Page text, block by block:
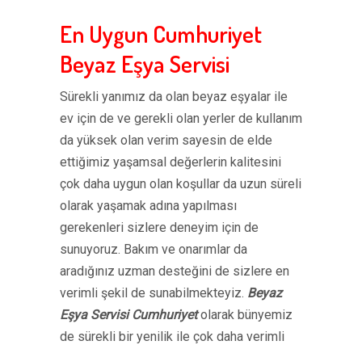
En Uygun Cumhuriyet
Beyaz Eşya Servisi
Sürekli yanımız da olan beyaz eşyalar ile
ev için de ve gerekli olan yerler de kullanım
da yüksek olan verim sayesin de elde
ettiğimiz yaşamsal değerlerin kalitesini
çok daha uygun olan koşullar da uzun süreli
olarak yaşamak adına yapılması
gerekenleri sizlere deneyim için de
sunuyoruz. Bakım ve onarımlar da
aradığınız uzman desteğini de sizlere en
verimli şekil de sunabilmekteyiz. Beyaz
Eşya Servisi Cumhuriyetolarak bünyemiz
de sürekli bir yenilik ile çok daha verimli